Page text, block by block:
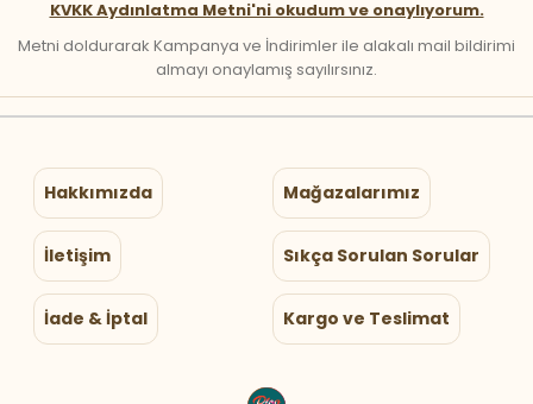
KVKK Aydınlatma Metni'ni okudum ve onaylıyorum.
Metni doldurarak Kampanya ve İndirimler ile alakalı mail bildirimi
almayı onaylamış sayılırsınız.
Hakkımızda Mağazalarımız
İletişim Sıkça Sorulan Sorular
İade & İptal Kargo ve Teslimat